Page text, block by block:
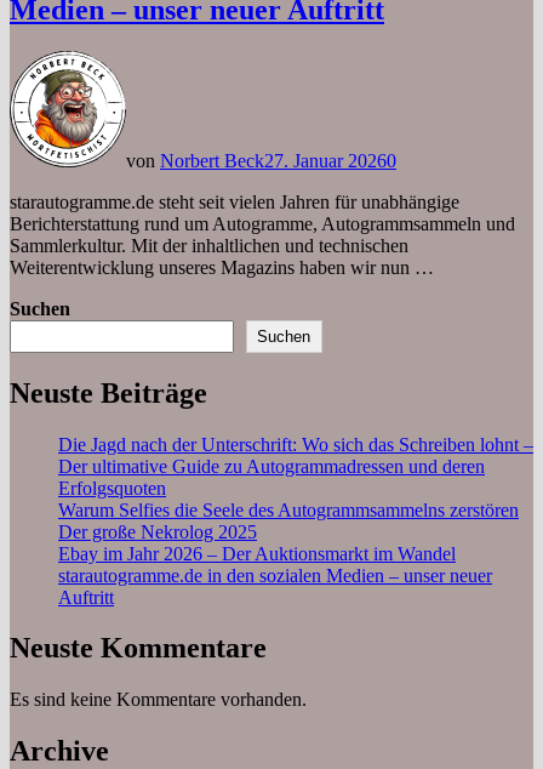
Medien – unser neuer Auftritt
von Norbert Beck27. Januar 20260
starautogramme.de steht seit vielen Jahren für unabhängige
Berichterstattung rund um Autogramme, Autogrammsammeln und
Sammlerkultur. Mit der inhaltlichen und technischen
Weiterentwicklung unseres Magazins haben wir nun …
Suchen
Suchen
Neuste Beiträge
Die Jagd nach der Unterschrift: Wo sich das Schreiben lohnt –
Der ultimative Guide zu Autogrammadressen und deren
Erfolgsquoten
Warum Selfies die Seele des Autogrammsammelns zerstören
Der große Nekrolog 2025
Ebay im Jahr 2026 – Der Auktionsmarkt im Wandel
starautogramme.de in den sozialen Medien – unser neuer
Auftritt
Neuste Kommentare
Es sind keine Kommentare vorhanden.
Archive